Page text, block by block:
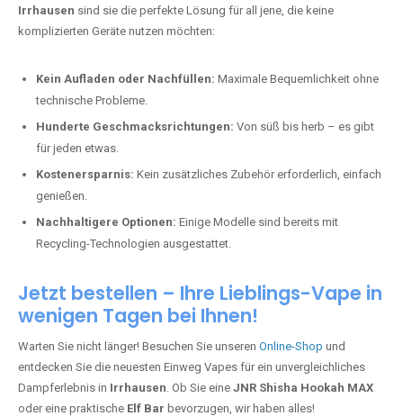
Irrhausen sind sie die perfekte Lösung für all jene, die keine
komplizierten Geräte nutzen möchten:
Kein Aufladen oder Nachfüllen: Maximale Bequemlichkeit ohne
technische Probleme.
Hunderte Geschmacksrichtungen: Von süß bis herb – es gibt
für jeden etwas.
Kostenersparnis: Kein zusätzliches Zubehör erforderlich, einfach
genießen.
Nachhaltigere Optionen: Einige Modelle sind bereits mit
Recycling-Technologien ausgestattet.
Jetzt bestellen – Ihre Lieblings-Vape in
wenigen Tagen bei Ihnen!
Warten Sie nicht länger! Besuchen Sie unseren Online-Shop und
entdecken Sie die neuesten Einweg Vapes für ein unvergleichliches
Dampferlebnis in Irrhausen. Ob Sie eine JNR Shisha Hookah MAX
oder eine praktische Elf Bar bevorzugen, wir haben alles!